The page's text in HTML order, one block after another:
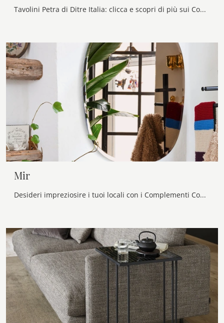
Tavolini Petra di Ditre Italia: clicca e scopri di più sui Complementi e tavolini moderni in MDF del rinomato marchio!
Mir
Desideri impreziosire i tuoi locali con i Complementi Connubia? Ecco qui vari modelli di specchi senza cornice come Mir.